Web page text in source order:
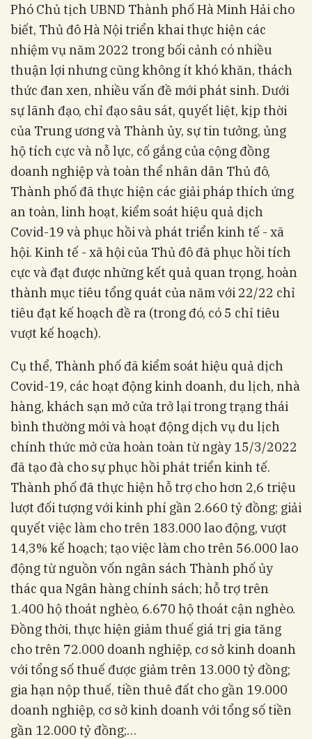
Phó Chủ tịch UBND Thành phố Hà Minh Hải cho
biết, Thủ đô Hà Nội triển khai thực hiện các
nhiệm vụ năm 2022 trong bối cảnh có nhiều
thuận lợi nhưng cũng không ít khó khăn, thách
thức đan xen, nhiều vấn đề mới phát sinh. Dưới
sự lãnh đạo, chỉ đạo sâu sát, quyết liệt, kịp thời
của Trung ương và Thành ủy, sự tin tưởng, ủng
hộ tích cực và nỗ lực, cố gắng của cộng đồng
doanh nghiệp và toàn thể nhân dân Thủ đô,
Thành phố đã thực hiện các giải pháp thích ứng
an toàn, linh hoạt, kiểm soát hiệu quả dịch
Covid-19 và phục hồi và phát triển kinh tế - xã
hội. Kinh tế - xã hội của Thủ đô đã phục hồi tích
cực và đạt được những kết quả quan trọng, hoàn
thành mục tiêu tổng quát của năm với 22/22 chỉ
tiêu đạt kế hoạch đề ra (trong đó, có 5 chỉ tiêu
vượt kế hoạch).
Cụ thể, Thành phố đã kiểm soát hiệu quả dịch
Covid-19, các hoạt động kinh doanh, du lịch, nhà
hàng, khách sạn mở cửa trở lại trong trạng thái
bình thường mới và hoạt động dịch vụ du lịch
chính thức mở cửa hoàn toàn từ ngày 15/3/2022
đã tạo đà cho sự phục hồi phát triển kinh tế.
Thành phố đã thực hiện hỗ trợ cho hơn 2,6 triệu
lượt đối tượng với kinh phí gần 2.660 tỷ đồng; giải
quyết việc làm cho trên 183.000 lao động, vượt
14,3% kế hoạch; tạo việc làm cho trên 56.000 lao
động từ nguồn vốn ngân sách Thành phố ủy
thác qua Ngân hàng chính sách; hỗ trợ trên
1.400 hộ thoát nghèo, 6.670 hộ thoát cận nghèo.
Đồng thời, thực hiện giảm thuế giá trị gia tăng
cho trên 72.000 doanh nghiệp, cơ sở kinh doanh
với tổng số thuế được giảm trên 13.000 tỷ đồng;
gia hạn nộp thuế, tiền thuê đất cho gần 19.000
doanh nghiệp, cơ sở kinh doanh với tổng số tiền
gần 12.000 tỷ đồng;…